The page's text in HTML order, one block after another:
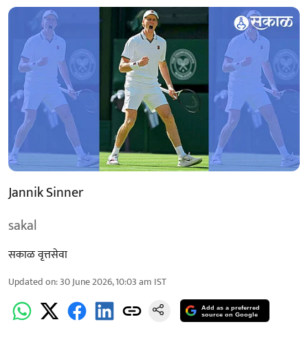
Jannik Sinner
sakal
सकाळ वृत्तसेवा
Updated on:30 June 2026, 10:03 am IST
Add as a preferred
source on Google